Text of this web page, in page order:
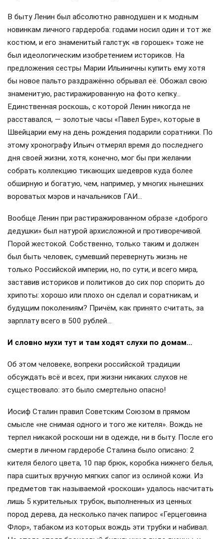
В быту Ленин был абсолютно равнодушен и к модным
новинкам личного гардероба: годами носил один и тот же
костюм, и его знаменитый галстук «в горошек» тоже не
был идеологическим изобретением историков. На
предложения сестры Марии Ильиничны купить ему хотя
бы новое пальто раздражённо обрывал её. Обожал свою
знаменитую, растиражированную на фото кепку…
Единственная роскошь, с которой Ленин никогда не
расставался, — золотые часы «Павел Буре», которые в
Швейцарии ему на день рождения подарили соратники. По
этому хронографу Ильич отмерял время до последнего
дня своей жизни, хотя, конечно, мог бы при желании
собрать коллекцию тикающих шедевров куда более
обширную и богатую, чем, например, у многих нынешних
вороватых мэров и начальников ГАИ…
Вообще Ленин при растиражированном образе «доброго
дедушки» был натурой архисложной и противоречивой.
Порой жестокой. Собственно, только таким и должен
был быть человек, сумевший перевернуть жизнь не
только Российской империи, но, по сути, и всего мира,
заставив историков и политиков до сих пор спорить до
хрипоты: хорошо или плохо он сделал и соратникам, и
будущим поколениям? Причём, как принято считать, за
зарплату всего в 500 рублей…
И словно мухи тут и там ходят слухи по домам…
Об этом человеке, вопреки российской традиции
обсуждать всё и всех, при жизни никаких слухов не
существовало: это было смертельно опасно!
Иосиф Сталин правил Советским Союзом в прямом
смысле «не снимая одного и того же кителя». Вождь не
терпел никакой роскоши ни в одежде, ни в быту. После его
смерти в личном гардеробе Сталина было описано: 2
кителя белого цвета, 10 пар брюк, коробка нижнего белья,
пара сшитых вручную мягких сапог из ослиной кожи. Из
предметов так называемой «роскоши» удалось насчитать
лишь 5 курительных трубок, выполненных из ценных
пород дерева, да несколько пачек папирос «Герцеговина
Флор», табаком из которых вождь эти трубки и набивал.